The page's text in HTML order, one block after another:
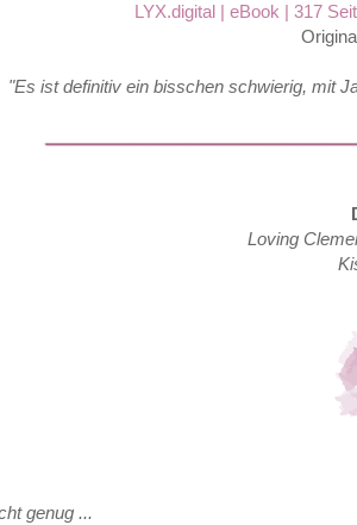
LYX.digital | eBook | 317
"Es ist definitiv ein bisschen schwierig, mit
Loving
genug ...